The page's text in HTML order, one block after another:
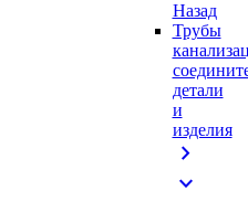
Назад
Трубы
детали
и
изделия
chevron_right
expand_more